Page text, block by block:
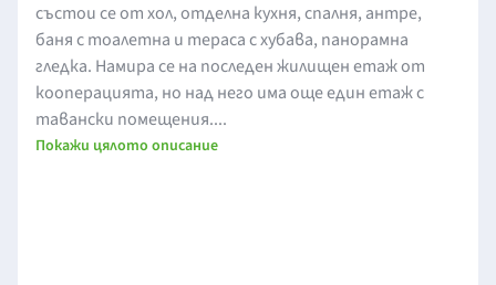
състои се от хол, отделна кухня, спалня, антре,
баня с тоалетна и тераса с хубава, панорамна
гледка. Намира се на последен жилищен етаж от
кооперацията, но над него има още един етаж с
тавански помещения....
Покажи цялото описание